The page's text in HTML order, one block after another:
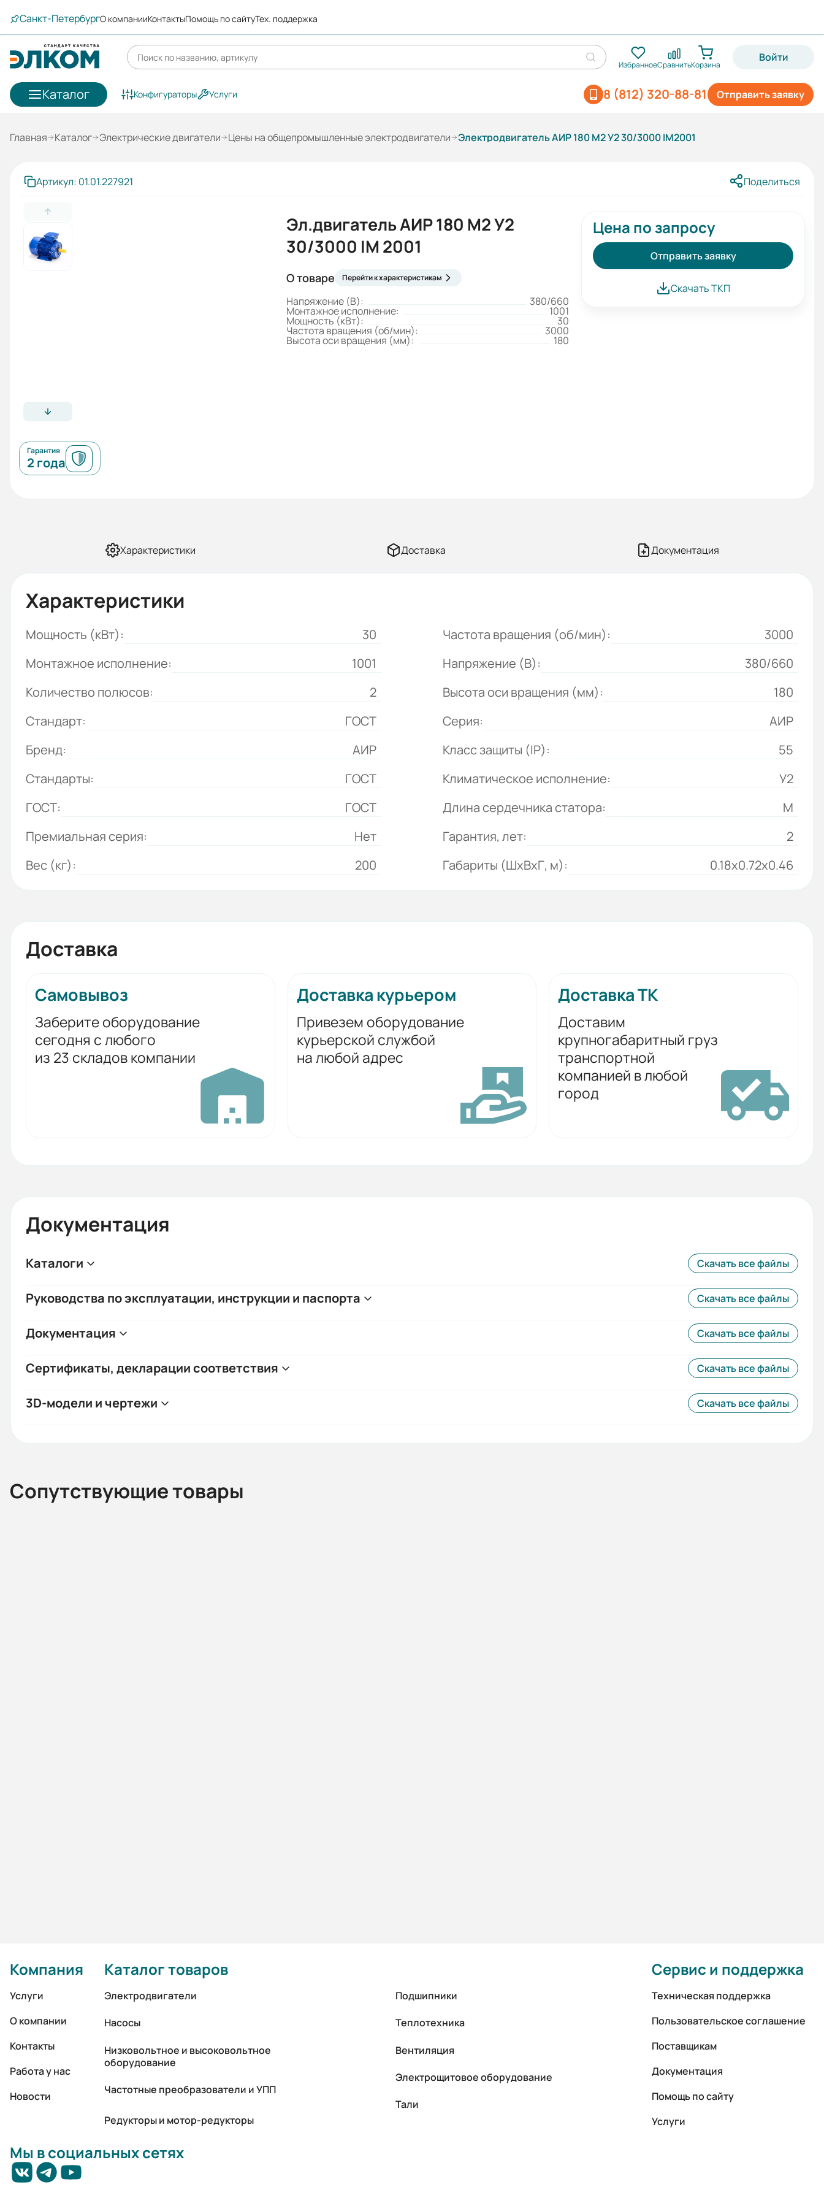
Санкт-ПетербургО компанииКонтактыПомощь по сайтуТех. поддержка
ИзбранноеСравнитьКорзина
Войти
Каталог Отправить заявку
8 (812) 320-88-81
Конфигураторы Услуги
Главная Каталог Электрические двигатели Цены на общепромышленные электродвигатели Электродвигатель АИР 180 М2 У2 30/3000 IM2001
Артикул: 01.01.227921 Поделиться
Гарантия
2 года
Эл.двигатель АИР 180 М2 У2
30/3000 IM 2001
О товаре Перейти к характеристикам
Напряжение (В): 380/660
Монтажное исполнение: 1001
Мощность (кВт): 30
Частота вращения (об/мин): 3000
Высота оси вращения (мм): 180
Цена по запросу
Отправить заявку
Скачать ТКП
Характеристики Доставка Документация
Характеристики
Мощность (кВт): 30 Частота вращения (об/мин):
3000
Монтажное исполнение:
1001 Напряжение (В):
380/660
Количество полюсов:
2 Высота оси вращения (мм):
180
Стандарт:
ГОСТ Серия:
АИР
Бренд:
АИР Класс защиты (IP):
55
Стандарты:
ГОСТ Климатическое исполнение:
У2
ГОСТ:
ГОСТ Длина сердечника статора:
М
Премиальная серия:
Нет Гарантия, лет:
2
Вес (кг):
200 Габариты (ШхВхГ, м): 0.18x0.72x0.46
Доставка
Самовывоз
Заберите оборудование
сегодня с любого
из 23 складов компании
Доставка курьером
Привезем оборудование
курьерской службой
на любой адрес
Доставка ТК
Доставим
крупногабаритный груз
транспортной
компанией в любой
город
Документация
Каталоги Скачать все файлы
Руководства по эксплуатации, инструкции и паспорта Скачать все файлы
Документация Скачать все файлы
Сертификаты, декларации соответствия Скачать все файлы
3D-модели и чертежи Скачать все файлы
Сопутствующие товары
Компания
Услуги
О компании
Контакты
Работа у нас
Новости
Каталог товаров
Электродвигатели
Насосы
Низковольтное и высоковольтное
оборудование
Частотные преобразователи и УПП
Редукторы и мотор-редукторы
Подшипники
Теплотехника
Вентиляция
Электрощитовое оборудование
Тали
Сервис и поддержка
Техническая поддержка
Пользовательское соглашение
Поставщикам
Документация
Помощь по сайту
Услуги
Мы в социальных сетях